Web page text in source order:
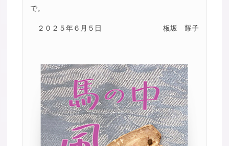
で。
２０２５年６月５日 板坂 耀子